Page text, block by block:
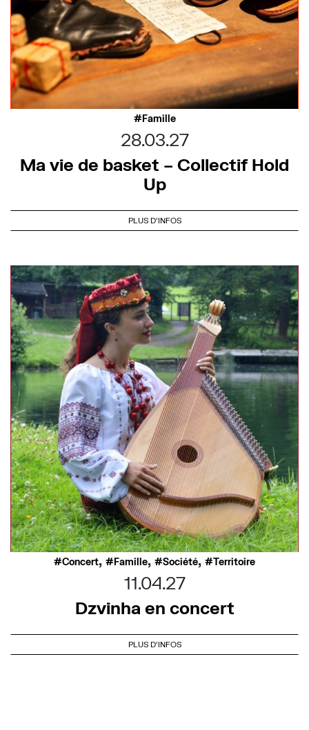
Famille
28.03.27
Ma vie de basket – Collectif Hold
Up
PLUS D'INFOS
Concert, Famille, Société, Territoire
11.04.27
Dzvinha en concert
PLUS D'INFOS